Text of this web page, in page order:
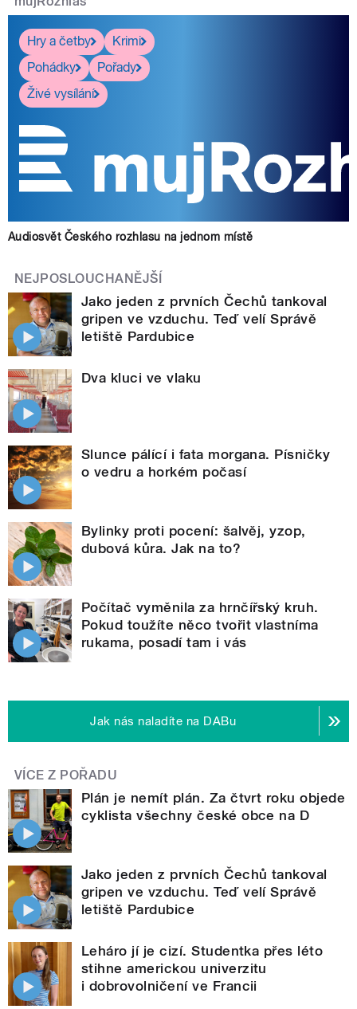
Hry a četby
Krimi
Pohádky
Pořady
Živé vysílání
Audiosvět Českého rozhlasu na jednom místě
NEJPOSLOUCHANĚJŠÍ
Jako jeden z prvních Čechů tankoval
gripen ve vzduchu. Teď velí Správě
letiště Pardubice
Dva kluci ve vlaku
Slunce pálící i fata morgana. Písničky
o vedru a horkém počasí
Bylinky proti pocení: šalvěj, yzop,
dubová kůra. Jak na to?
Počítač vyměnila za hrnčířský kruh.
Pokud toužíte něco tvořit vlastníma
rukama, posadí tam i vás
Jak nás naladíte na DABu
VÍCE Z POŘADU
Plán je nemít plán. Za čtvrt roku objede
cyklista všechny české obce na D
Jako jeden z prvních Čechů tankoval
gripen ve vzduchu. Teď velí Správě
letiště Pardubice
Leháro jí je cizí. Studentka přes léto
stihne americkou univerzitu
i dobrovolničení ve Francii